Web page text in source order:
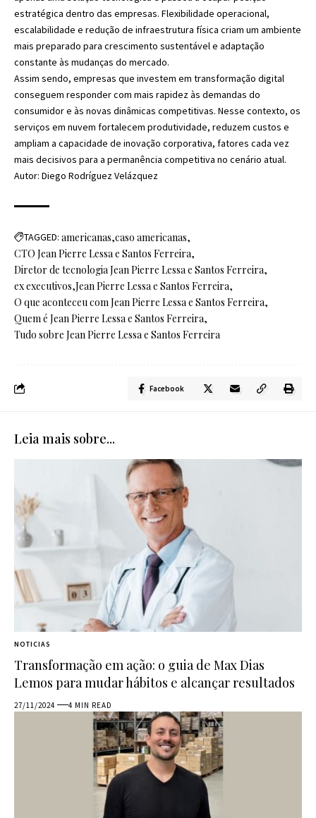
estratégica dentro das empresas. Flexibilidade operacional,
escalabilidade e redução de infraestrutura física criam um ambiente
mais preparado para crescimento sustentável e adaptação
constante às mudanças do mercado.
Assim sendo, empresas que investem em transformação digital
conseguem responder com mais rapidez às demandas do
consumidor e às novas dinâmicas competitivas. Nesse contexto, os
serviços em nuvem fortalecem produtividade, reduzem custos e
ampliam a capacidade de inovação corporativa, fatores cada vez
mais decisivos para a permanência competitiva no cenário atual.
Autor: Diego Rodríguez Velázquez
TAGGED: americanas caso americanas
CTO Jean Pierre Lessa e Santos Ferreira
Diretor de tecnologia Jean Pierre Lessa e Santos Ferreira
ex executivos Jean Pierre Lessa e Santos Ferreira
O que aconteceu com Jean Pierre Lessa e Santos Ferreira
Quem é Jean Pierre Lessa e Santos Ferreira
Tudo sobre Jean Pierre Lessa e Santos Ferreira
Facebook
Leia mais sobre...
NOTICIAS
Transformação em ação: o guia de Max Dias
Lemos para mudar hábitos e alcançar resultados
27/11/2024 4 MIN READ